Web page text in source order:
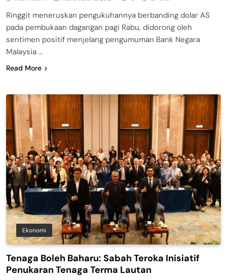
Ringgit meneruskan pengukuhannya berbanding dolar AS
pada pembukaan dagangan pagi Rabu, didorong oleh
sentimen positif menjelang pengumuman Bank Negara
Malaysia …
Read More
Ekonomi
Tenaga Boleh Baharu: Sabah Teroka Inisiatif
Penukaran Tenaga Terma Lautan